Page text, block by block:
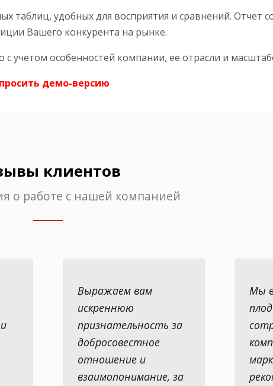
таблиц, удобных для восприятия и сравнений. Отчет
Вашего конкурента на рынке.
учетом особенностей компании, ее отрасли и
демо-версию
клиентов
о работе с нашей компанией
Выражаем вам
искреннюю
признательность за
добросовестное
отношение и
взаимопонимание, за
Мы